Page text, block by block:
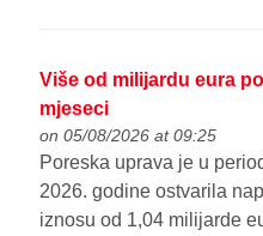
Više od milijardu eura
mjeseci
on 05/08/2026 at 09:25
Poreska uprava je u
2026. godine ostvarila
iznosu od 1,04 milijarde